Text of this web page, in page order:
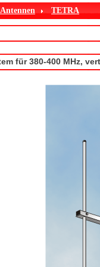
TETRA
für 380-400 MHz,